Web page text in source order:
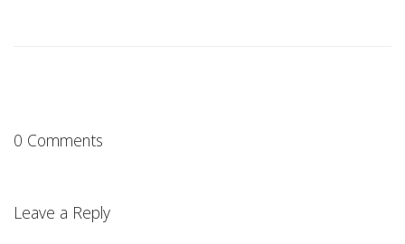
0 Comments
Leave a Reply